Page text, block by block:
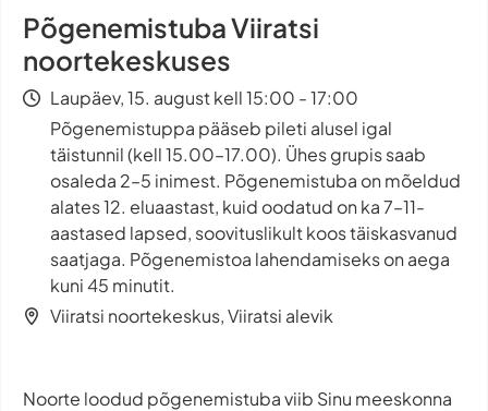
Põgenemistuba Viiratsi
noortekeskuses
Laupäev, 15. august kell 15:00 - 17:00
Põgenemistuppa pääseb pileti alusel igal
täistunnil (kell 15.00–17.00). Ühes grupis saab
osaleda 2–5 inimest. Põgenemistuba on mõeldud
alates 12. eluaastast, kuid oodatud on ka 7–11-
aastased lapsed, soovituslikult koos täiskasvanud
saatjaga. Põgenemistoa lahendamiseks on aega
kuni 45 minutit.
Viiratsi noortekeskus, Viiratsi alevik
Noorte loodud põgenemistuba viib Sinu meeskonna